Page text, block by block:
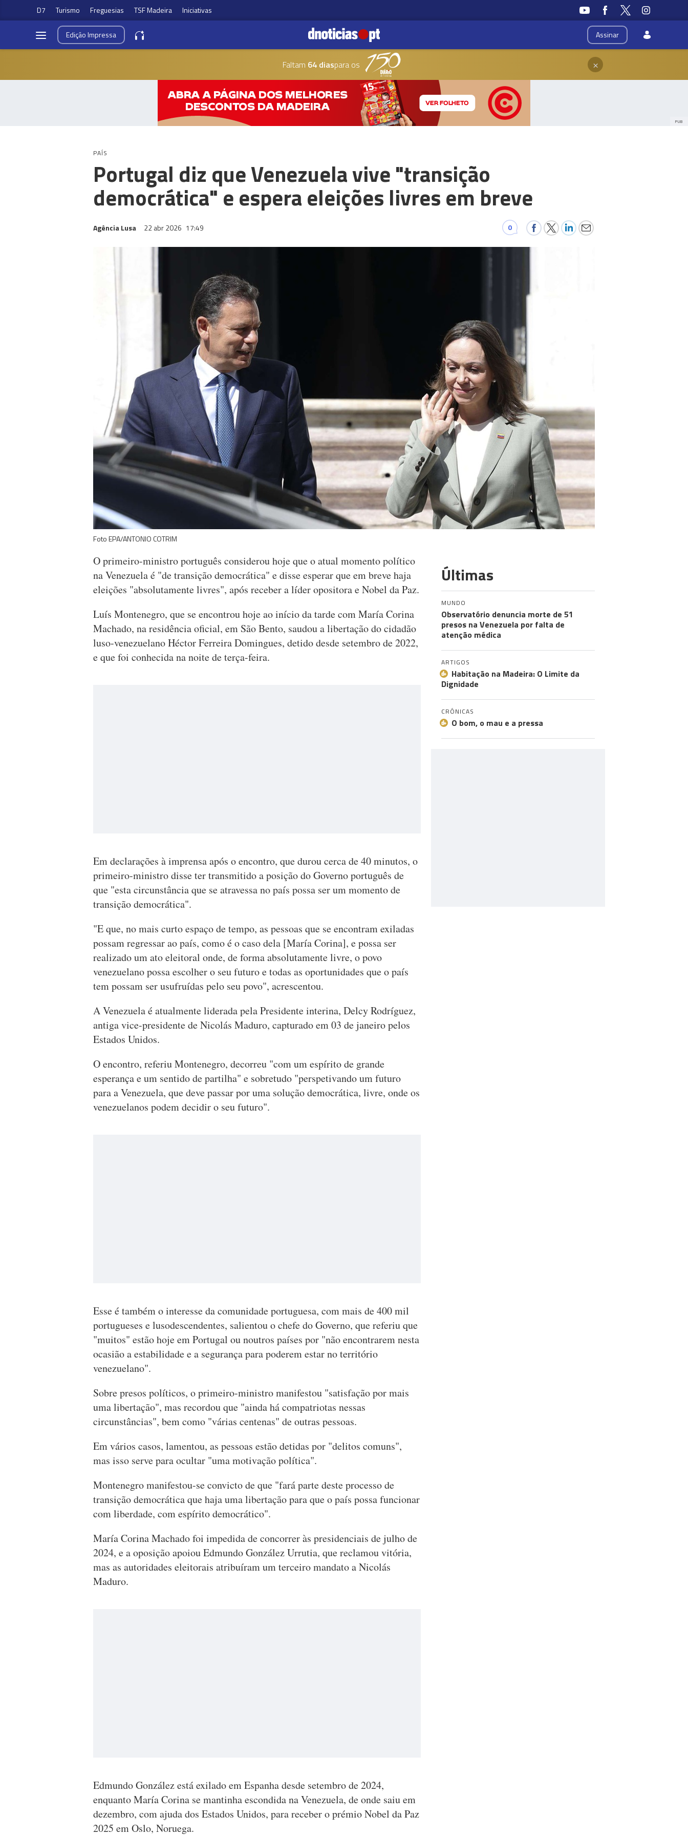
D7 Turismo Freguesias TSF Madeira Iniciativas
Assinar
EdiçãoImpressa
Faltam 64 diaspara os ×
PUB
PAÍS
Portugal diz que Venezuela vive "transição
democrática" e espera eleições livres em breve
Agência Lusa 22 abr 2026 17:49 0
Foto EPA/ANTONIO COTRIM
O primeiro-ministro português considerou hoje que o atual momento político
na Venezuela é "de transição democrática" e disse esperar que em breve haja
eleições "absolutamente livres", após receber a líder opositora e Nobel da Paz.
Luís Montenegro, que se encontrou hoje ao início da tarde com María Corina
Machado, na residência oficial, em São Bento, saudou a libertação do cidadão
luso-venezuelano Héctor Ferreira Domingues, detido desde setembro de 2022,
e que foi conhecida na noite de terça-feira.
Em declarações à imprensa após o encontro, que durou cerca de 40 minutos, o
primeiro-ministro disse ter transmitido a posição do Governo português de
que "esta circunstância que se atravessa no país possa ser um momento de
transição democrática".
"E que, no mais curto espaço de tempo, as pessoas que se encontram exiladas
possam regressar ao país, como é o caso dela [María Corina], e possa ser
realizado um ato eleitoral onde, de forma absolutamente livre, o povo
venezuelano possa escolher o seu futuro e todas as oportunidades que o país
tem possam ser usufruídas pelo seu povo", acrescentou.
A Venezuela é atualmente liderada pela Presidente interina, Delcy Rodríguez,
antiga vice-presidente de Nicolás Maduro, capturado em 03 de janeiro pelos
Estados Unidos.
O encontro, referiu Montenegro, decorreu "com um espírito de grande
esperança e um sentido de partilha" e sobretudo "perspetivando um futuro
para a Venezuela, que deve passar por uma solução democrática, livre, onde os
venezuelanos podem decidir o seu futuro".
Esse é também o interesse da comunidade portuguesa, com mais de 400 mil
portugueses e lusodescendentes, salientou o chefe do Governo, que referiu que
"muitos" estão hoje em Portugal ou noutros países por "não encontrarem nesta
ocasião a estabilidade e a segurança para poderem estar no território
venezuelano".
Sobre presos políticos, o primeiro-ministro manifestou "satisfação por mais
uma libertação", mas recordou que "ainda há compatriotas nessas
circunstâncias", bem como "várias centenas" de outras pessoas.
Em vários casos, lamentou, as pessoas estão detidas por "delitos comuns",
mas isso serve para ocultar "uma motivação política".
Montenegro manifestou-se convicto de que "fará parte deste processo de
transição democrática que haja uma libertação para que o país possa funcionar
com liberdade, com espírito democrático".
María Corina Machado foi impedida de concorrer às presidenciais de julho de
2024, e a oposição apoiou Edmundo González Urrutia, que reclamou vitória,
mas as autoridades eleitorais atribuíram um terceiro mandato a Nicolás
Maduro.
Edmundo González está exilado em Espanha desde setembro de 2024,
enquanto María Corina se mantinha escondida na Venezuela, de onde saiu em
dezembro, com ajuda dos Estados Unidos, para receber o prémio Nobel da Paz
2025 em Oslo, Noruega.
Últimas
MUNDO
Observatório denuncia morte de 51
presos na Venezuela por falta de
atenção médica
ARTIGOS
Habitação na Madeira: O Limite da
Dignidade
CRÓNICAS
O bom, o mau e a pressa